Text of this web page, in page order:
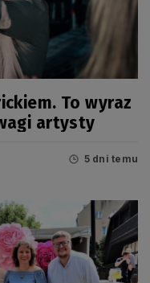
To wyraz
artysty
5 dni temu